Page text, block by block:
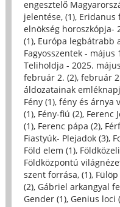
engesztelő
jelentése, (1), Eridanus
elnökség horoszkópja-
(1), Európa legbátrabb
Fagyosszentek - május
Teliholdja - 2025.
február 2. (2), február
áldozatainak
Fény (1), fény és árnya
(1), Fény-fiú (2), Ferenc
(1), Ferenc pápa (2),
Fiastyúk- Plejadok (3),
Föld elem (1),
Földközpontú
szent forrása, (1),
(2), Gábriel arkangyal
Gender (1), Genius loci